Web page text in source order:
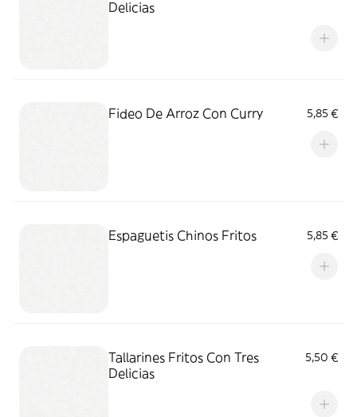
Delicias
Fideo De Arroz Con Curry 5,85 €
Espaguetis Chinos Fritos 5,85 €
Tallarines Fritos Con Tres
Delicias
5,50 €